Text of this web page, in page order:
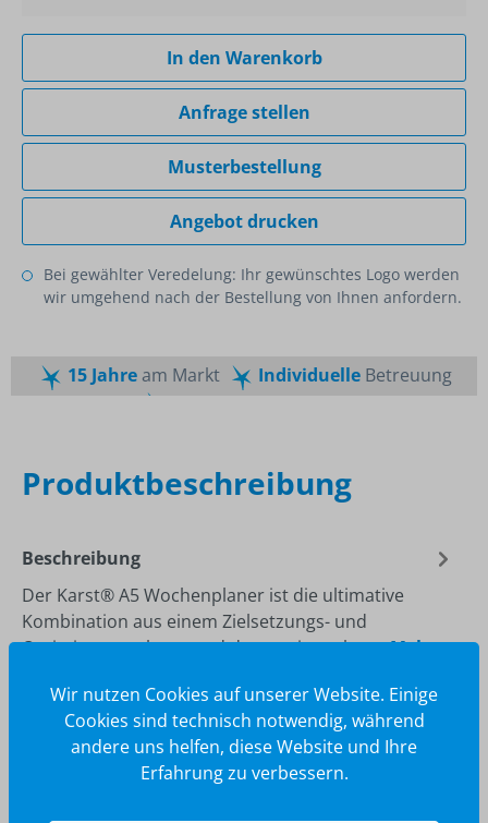
In den Warenkorb
Anfrage stellen
Musterbestellung
Angebot drucken
Bei gewählter Veredelung: Ihr gewünschtes Logo werden
wir umgehend nach der Bestellung von Ihnen anfordern.
15 Jahream Markt IndividuelleBetreuung
Produktbeschreibung
Beschreibung
Der Karst® A5 Wochenplaner ist die ultimative
Kombination aus einem Zielsetzungs- und
Optimierungsplaner und dem meistverkau…Mehr
Wir nutzen Cookies auf unserer Website. Einige
Cookies sind technisch notwendig, während
andere uns helfen, diese Website und Ihre
Erfahrung zu verbessern.